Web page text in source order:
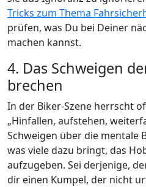
Tricks zum Thema
prüfen, was Du bei Deiner
machen kannst.
4. Das Schweigen
brechen
In der Biker-Szene herrscht
„Hinfallen, aufstehen,
Schweigen über die mentale
was viele dazu bringt, das
aufzugeben. Sei derjenige,
dir einen Kumpel, der nicht